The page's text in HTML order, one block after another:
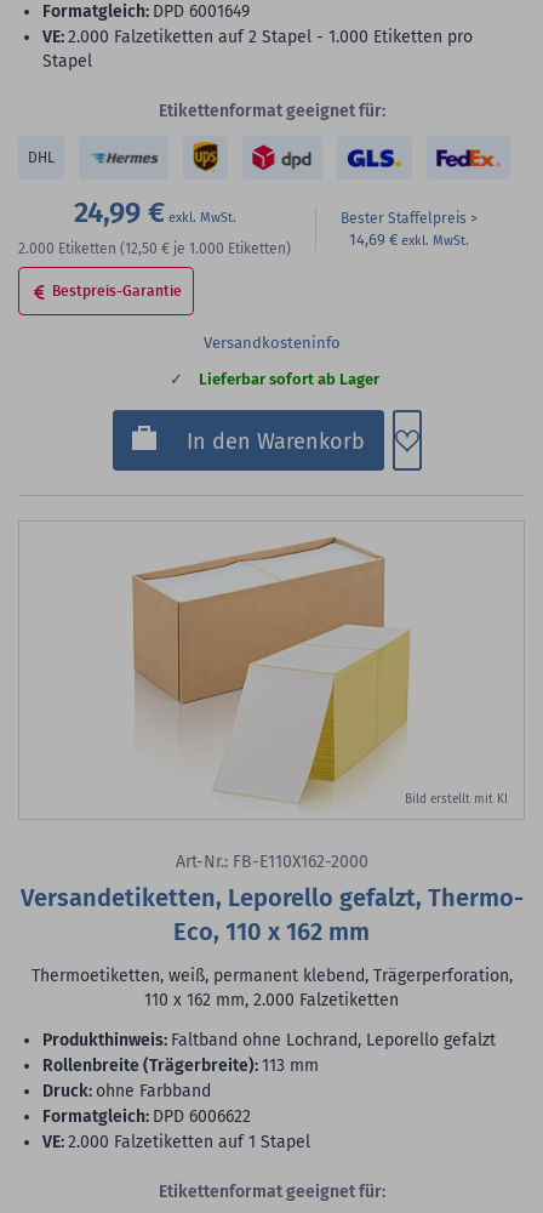
Formatgleich: DPD 6001649
VE:2.000 Falzetiketten auf 2 Stapel - 1.000 Etiketten pro
Stapel
Etikettenformat geeignet für:
DHL
24,99 €
2.000 Etiketten (12,50 € je 1.000 Etiketten)
Bester Staffelpreis
14,69 €
Bestpreis-Garantie
Versandkosteninfo
Lieferbar sofort ab Lager
In den Warenkorb Zum
Bild erstellt mit KI
Art-Nr.: FB-E110X162-2000
Versandetiketten, Leporello gefalzt, Thermo-
Eco, 110 x 162 mm
Thermoetiketten, weiß, permanent klebend, Trägerperforation,
110 x 162 mm, 2.000 Falzetiketten
Produkthinweis: Faltband ohne Lochrand, Leporello gefalzt
Rollenbreite (Trägerbreite):113 mm
Druck: ohne Farbband
Formatgleich: DPD 6006622
VE:2.000 Falzetiketten auf 1 Stapel
Etikettenformat geeignet für: